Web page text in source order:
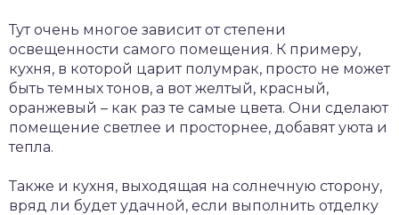
Тут очень многое зависит от степени
освещенности самого помещения. К примеру,
кухня, в которой царит полумрак, просто не может
быть темных тонов, а вот желтый, красный,
оранжевый – как раз те самые цвета. Они сделают
помещение светлее и просторнее, добавят уюта и
тепла.
Также и кухня, выходящая на солнечную сторону,
вряд ли будет удачной, если выполнить отделку